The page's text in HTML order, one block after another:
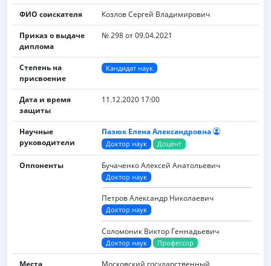
ФИО соискателя Козлов Сергей Владимирович
Приказ о выдаче
диплома
№ 298 от 09.04.2021
Степень на
присвоение
Кандидат наук
Дата и время
защиты
11.12.2020 17:00
Научные
руководители
Пазюк Елена Александровна
Доктор наук Доцент
Оппоненты Бучаченко Алексей Анатольевич
Доктор наук
Петров Александр Николаевич
Доктор наук
Соломоник Виктор Геннадьевич
Доктор наук Профессор